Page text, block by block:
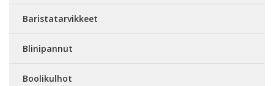
Baristatarvikkeet
Blinipannut
Boolikulhot